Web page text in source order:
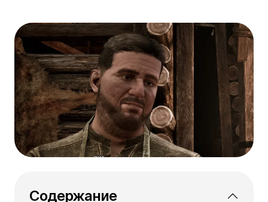
Содержание